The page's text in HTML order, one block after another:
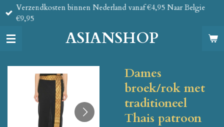
Ga
direct
de
ASIANSHOP
Verzendkosten binnen Nederland vanaf €4,95 Naar Belgie
€9,95
Dames
broek/rok met
traditioneel
Thais patroon